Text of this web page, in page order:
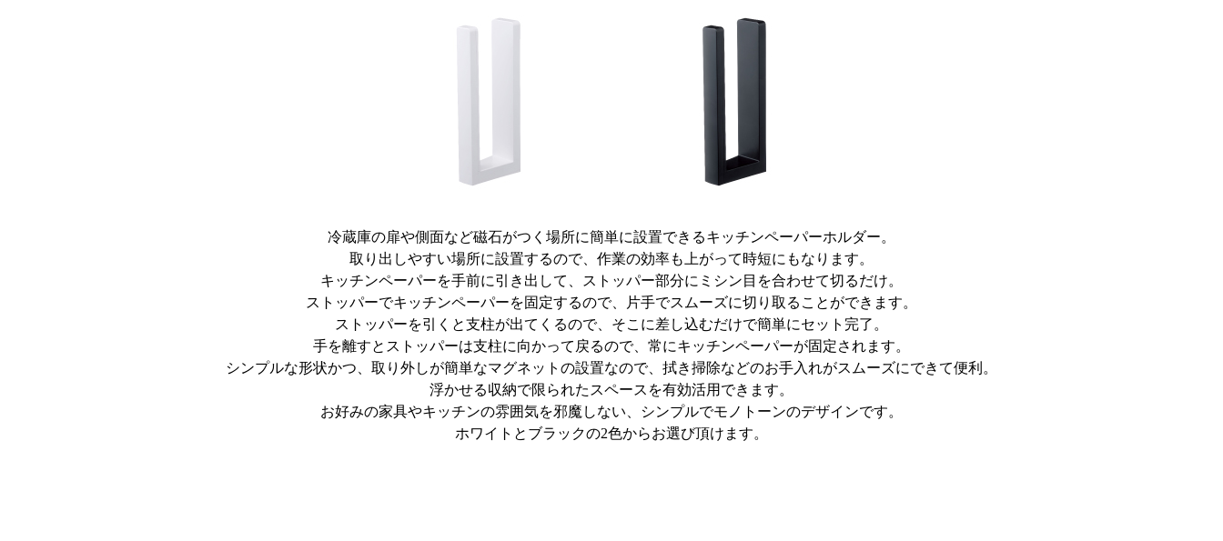
冷蔵庫の扉や側面など磁石がつく場所に簡単に設置できるキッチンペーパーホルダー。
取り出しやすい場所に設置するので、作業の効率も上がって時短にもなります。
キッチンペーパーを手前に引き出して、ストッパー部分にミシン目を合わせて切るだけ。
ストッパーでキッチンペーパーを固定するので、片手でスムーズに切り取ることができます。
ストッパーを引くと支柱が出てくるので、そこに差し込むだけで簡単にセット完了。
手を離すとストッパーは支柱に向かって戻るので、常にキッチンペーパーが固定されます。
シンプルな形状かつ、取り外しが簡単なマグネットの設置なので、拭き掃除などのお手入れがスムーズにできて便利。
浮かせる収納で限られたスペースを有効活用できます。
お好みの家具やキッチンの雰囲気を邪魔しない、シンプルでモノトーンのデザインです。
ホワイトとブラックの2色からお選び頂けます。